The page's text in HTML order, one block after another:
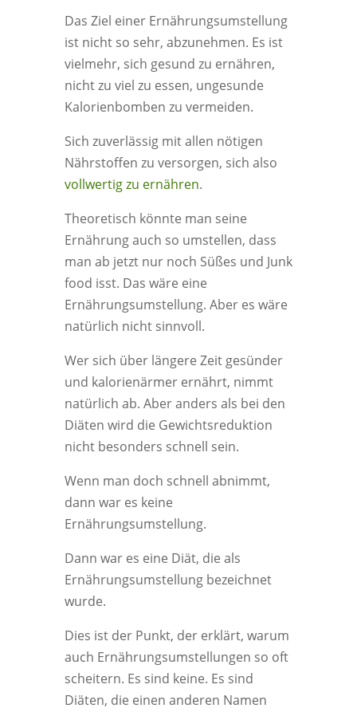
Das Ziel einer Ernährungsumstellung
ist nicht so sehr, abzunehmen. Es ist
vielmehr, sich gesund zu ernähren,
nicht zu viel zu essen, ungesunde
Kalorienbomben zu vermeiden.
Sich zuverlässig mit allen nötigen
Nährstoffen zu versorgen, sich also
vollwertig zu ernähren.
Theoretisch könnte man seine
Ernährung auch so umstellen, dass
man ab jetzt nur noch Süßes und Junk
food isst. Das wäre eine
Ernährungsumstellung. Aber es wäre
natürlich nicht sinnvoll.
Wer sich über längere Zeit gesünder
und kalorienärmer ernährt, nimmt
natürlich ab. Aber anders als bei den
Diäten wird die Gewichtsreduktion
nicht besonders schnell sein.
Wenn man doch schnell abnimmt,
dann war es keine
Ernährungsumstellung.
Dann war es eine Diät, die als
Ernährungsumstellung bezeichnet
wurde.
Dies ist der Punkt, der erklärt, warum
auch Ernährungsumstellungen so oft
scheitern. Es sind keine. Es sind
Diäten, die einen anderen Namen